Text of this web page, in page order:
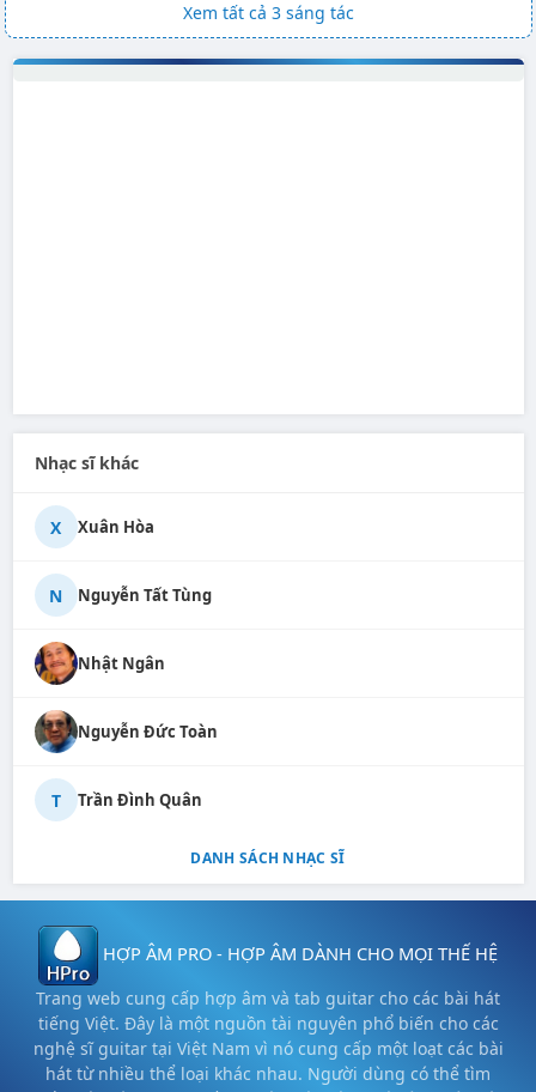
Xem tất cả 3 sáng tác
Nhạc sĩ khác
X Xuân Hòa
N Nguyễn Tất Tùng
Nhật Ngân
Nguyễn Đức Toàn
T Trần Đình Quân
DANH SÁCH NHẠC SĨ
HỢP ÂM PRO - HỢP ÂM DÀNH CHO MỌI THẾ HỆ
Trang web cung cấp hợp âm và tab guitar cho các bài hát
tiếng Việt. Đây là một nguồn tài nguyên phổ biến cho các
nghệ sĩ guitar tại Việt Nam vì nó cung cấp một loạt các bài
hát từ nhiều thể loại khác nhau. Người dùng có thể tìm